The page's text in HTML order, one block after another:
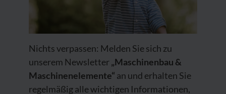
Nichts verpassen: Melden Sie sich zu
unserem Newsletter„Maschinenbau &
Maschinenelemente“ an und erhalten Sie
regelmäßig alle wichtigen Informationen,